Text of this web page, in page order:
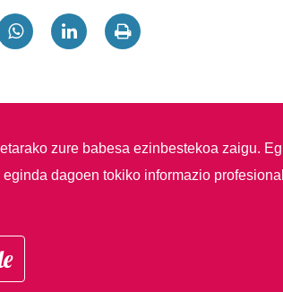
zure babesa ezinbestekoa zaigu.
dagoen tokiko informazio